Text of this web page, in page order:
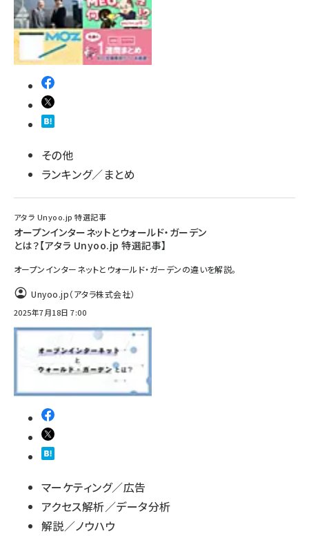
その他
ランキング／まとめ
アタラ Unyoo.jp 特選記事
オープンインターネットとウォールド・ガーデン
とは？【アタラ Unyoo.jp 特選記事】
オープンインターネットとウォールド・ガーデンの違いを解説。
Unyoo.jp（アタラ株式会社）
2025年7月18日 7:00
マーケティング／広告
アクセス解析／データ分析
解説／ノウハウ